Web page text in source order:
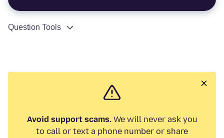
Question Tools
Avoid support scams.We will never ask you
to call or text a phone number or share